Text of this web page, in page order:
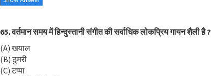
65. वर्तमान समय में हिन्दुस्तानी संगीत की सर्वाधिक लोकप्रिय गायन शैली है ?
(A) खयाल
(B) ठुमरी
(C) टप्पा